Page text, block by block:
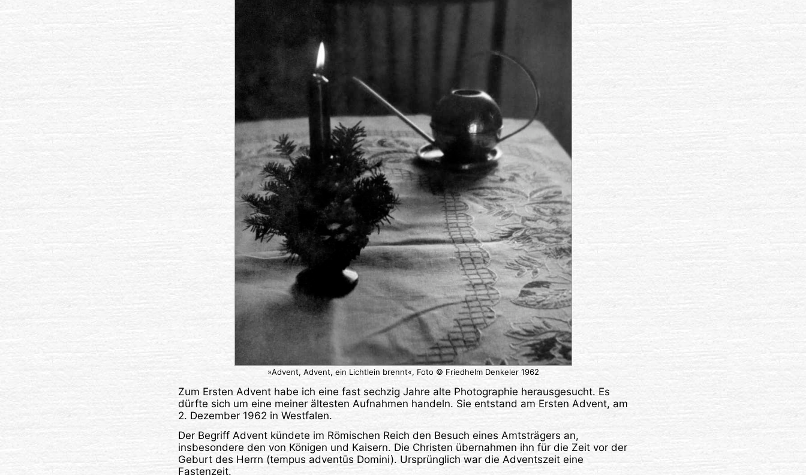
»Advent, Advent, ein Lichtlein brennt«, Foto © Friedhelm Denkeler 1962
Zum Ersten Advent habe ich eine fast sechzig Jahre alte Photographie herausgesucht. Es
dürfte sich um eine meiner ältesten Aufnahmen handeln. Sie entstand am Ersten Advent, am
2. Dezember 1962 in Westfalen.
Der Begriff Advent kündete im Römischen Reich den Besuch eines Amtsträgers an,
insbesondere den von Königen und Kaisern. Die Christen übernahmen ihn für die Zeit vor der
Geburt des Herrn (tempus adventūs Domini). Ursprünglich war die Adventszeit eine
Fastenzeit.